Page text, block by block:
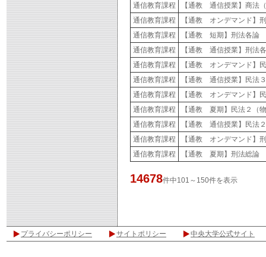
通信教育課程
【通教 通信授業】商法
通信教育課程
【通教 オンデマンド】
通信教育課程
【通教 短期】刑法各論
通信教育課程
【通教 通信授業】刑法
通信教育課程
【通教 オンデマンド】
通信教育課程
【通教 通信授業】民法
通信教育課程
【通教 オンデマンド】
通信教育課程
【通教 夏期】民法２（
通信教育課程
【通教 通信授業】民法
通信教育課程
【通教 オンデマンド】
通信教育課程
【通教 夏期】刑法総論
14678件中101～150件を表示
プライバシーポリシー サイトポリシー 中央大学公式サイト